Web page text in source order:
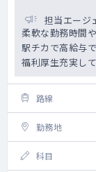
担当エージ
柔軟な勤務時間
駅チカで高給与で
福利厚生充実して
路線
勤務地
科目